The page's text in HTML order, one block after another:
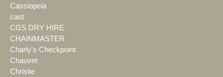
Cassiopeia
cast
CGS DRY HIRE
CHAINMASTER
Charly's Checkpoint
Chauvet
Christie